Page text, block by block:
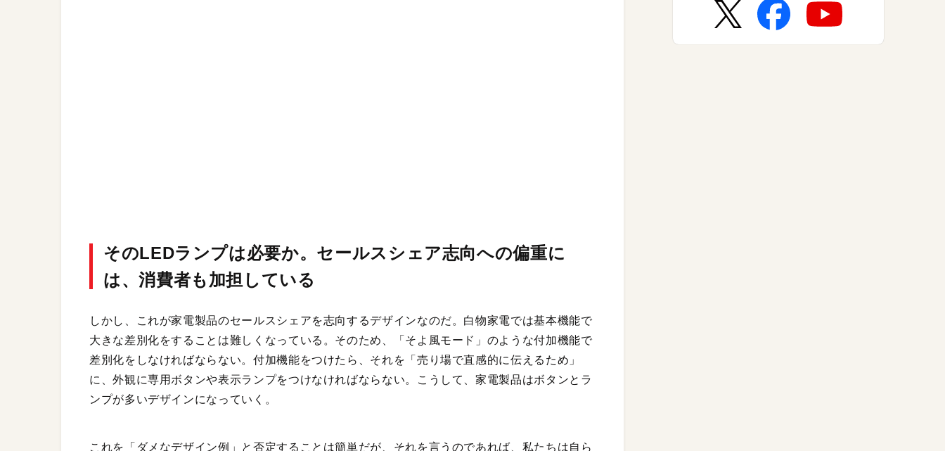
そのLEDランプは必要か。セールスシェア志向への偏重に
は、消費者も加担している
しかし、これが家電製品のセールスシェアを志向するデザインなのだ。白物家電では基本機能で
大きな差別化をすることは難しくなっている。そのため、「そよ風モード」のような付加機能で
差別化をしなければならない。付加機能をつけたら、それを「売り場で直感的に伝えるため」
に、外観に専用ボタンや表示ランプをつけなければならない。こうして、家電製品はボタンとラ
ンプが多いデザインになっていく。
これを「ダメなデザイン例」と否定することは簡単だが、それを言うのであれば、私たちは自ら